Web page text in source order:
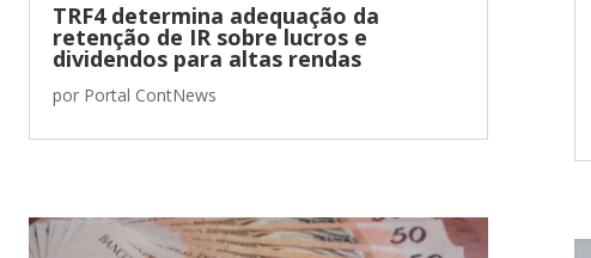
TRF4 determina adequação da
retenção de IR sobre lucros e
dividendos para altas rendas
por Portal ContNews